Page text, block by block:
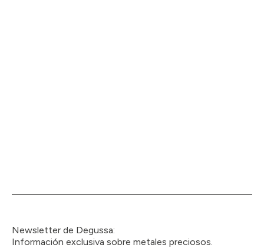
Newsletter de Degussa:
Información exclusiva sobre metales preciosos.